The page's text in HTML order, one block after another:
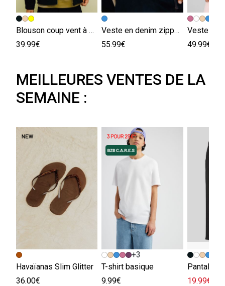
Blouson coup vent à capuche
39.99€
Veste en denim zippée
55.99€
Veste
49.99€
MEILLEURES VENTES DE LA
SEMAINE :
Havaïanas Slim Glitter
36.00€
+3
T-shirt basique
9.99€
19.99€